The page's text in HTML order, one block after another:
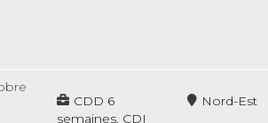
CDD 6
semaines, CDI
Nord-Est